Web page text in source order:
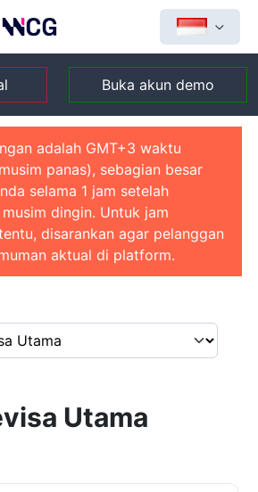
Buka akun demo
adalah GMT+3 waktu
panas), sebagian besar
selama 1 jam setelah
dingin. Untuk jam
disarankan agar pelanggan
aktual di platform.
Utama